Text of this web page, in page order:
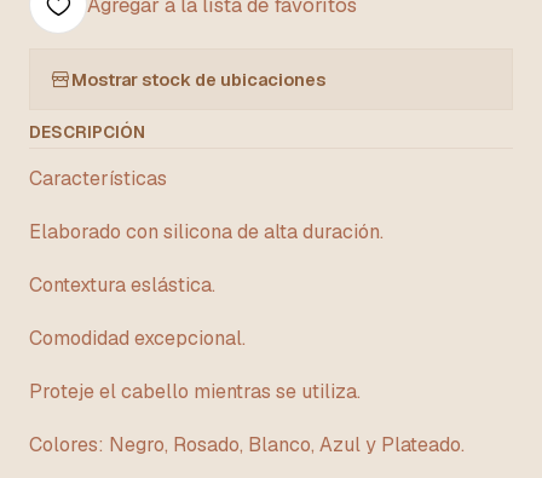
Mostrar stock de ubicaciones
DESCRIPCIÓN
Características
Elaborado con silicona de alta duración.
Contextura eslástica.
Comodidad excepcional.
Proteje el cabello mientras se utiliza.
Colores: Negro, Rosado, Blanco, Azul y Plateado.